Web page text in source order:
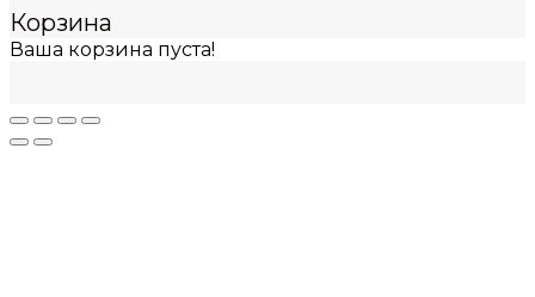
Корзина
Ваша корзина пуста!